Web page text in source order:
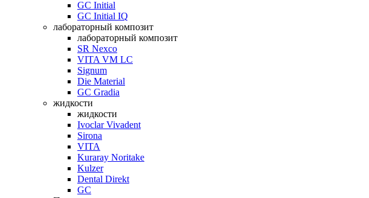
GC Initial
GC Initial IQ
лабораторный композит
лабораторный композит
SR Nexco
VITA VM LC
Signum
Die Material
GC Gradia
жидкости
жидкости
Ivoclar Vivadent
Sirona
VITA
Kuraray Noritake
Kulzer
Dental Direkt
GC